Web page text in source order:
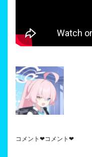
コメント❤コメント❤